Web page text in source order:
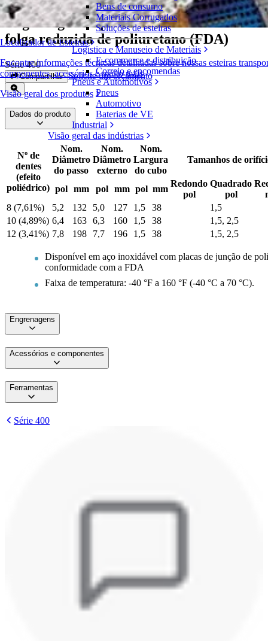
Localizador de Esteiras
Encontre informações técnicas detalhadas sobre nossas esteiras
componentes, acessórios e muito mais
Visão geral dos produtos
Bens de consumo
Materiais Corrugados
Soluções de esteiras
Logística e Manuseio de Materiais
E-commerce e distribuição
Correio e encomendas
Pneus e Automotivos
Pneus
Automotivo
Baterias de VE
Industrial
Visão geral das indústrias
Engrenagens bipartidas de metal com
folga reduzida de poliuretano (FDA)
Série 400
Compartilhar Solicite um orçamento
Dados do produto
Nº de
dentes
(efeito
poliédrico)
Nom.
Diâmetro
do passo
Nom.
Diâmetro
externo
Nom.
Largura
do cubo
Tamanhos de
pol mm pol mm pol mm
Redondo
pol
Quadrado
pol
8 (7,61%)
5,2 132 5,0 127 1,5 38
1,5
10 (4,89%) 6,4 163 6,3 160 1,5 38
1,5, 2,5
12 (3,41%) 7,8 198 7,7 196 1,5 38 1,5, 2,5
Disponível em aço inoxidável com placas de junção de
conformidade com a FDA
Faixa de temperatura: -40 °F a 160 °F (-40 °C a 70 °C).
Engrenagens
Acessórios e componentes
Ferramentas
Série 400